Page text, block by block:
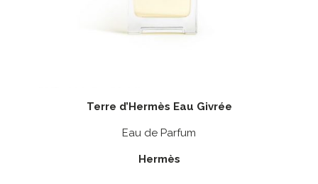
Terre d’Hermès Eau Givrée
Eau de Parfum
Hermès